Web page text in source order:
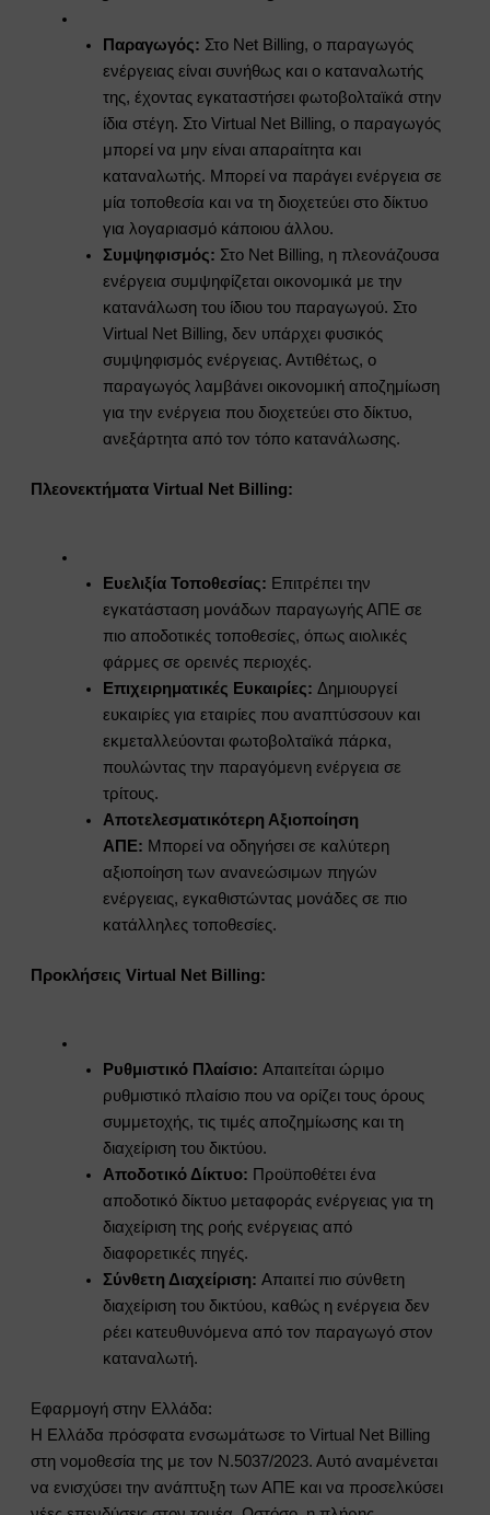
Παραγωγός: Στο Net Billing, ο παραγωγός
ενέργειας είναι συνήθως και ο καταναλωτής
της, έχοντας εγκαταστήσει φωτοβολταϊκά στην
ίδια στέγη. Στο Virtual Net Billing, ο παραγωγός
μπορεί να μην είναι απαραίτητα και
καταναλωτής. Μπορεί να παράγει ενέργεια σε
μία τοποθεσία και να τη διοχετεύει στο δίκτυο
για λογαριασμό κάποιου άλλου.
Συμψηφισμός: Στο Net Billing, η πλεονάζουσα
ενέργεια συμψηφίζεται οικονομικά με την
κατανάλωση του ίδιου του παραγωγού. Στο
Virtual Net Billing, δεν υπάρχει φυσικός
συμψηφισμός ενέργειας. Αντιθέτως, ο
παραγωγός λαμβάνει οικονομική αποζημίωση
για την ενέργεια που διοχετεύει στο δίκτυο,
ανεξάρτητα από τον τόπο κατανάλωσης.
Πλεονεκτήματα Virtual Net Billing:
Ευελιξία Τοποθεσίας: Επιτρέπει την
εγκατάσταση μονάδων παραγωγής ΑΠΕ σε
πιο αποδοτικές τοποθεσίες, όπως αιολικές
φάρμες σε ορεινές περιοχές.
Επιχειρηματικές Ευκαιρίες: Δημιουργεί
ευκαιρίες για εταιρίες που αναπτύσσουν και
εκμεταλλεύονται φωτοβολταϊκά πάρκα,
πουλώντας την παραγόμενη ενέργεια σε
τρίτους.
Αποτελεσματικότερη Αξιοποίηση
ΑΠΕ: Μπορεί να οδηγήσει σε καλύτερη
αξιοποίηση των ανανεώσιμων πηγών
ενέργειας, εγκαθιστώντας μονάδες σε πιο
κατάλληλες τοποθεσίες.
Προκλήσεις Virtual Net Billing:
Ρυθμιστικό Πλαίσιο: Απαιτείται ώριμο
ρυθμιστικό πλαίσιο που να ορίζει τους όρους
συμμετοχής, τις τιμές αποζημίωσης και τη
διαχείριση του δικτύου.
Αποδοτικό Δίκτυο: Προϋποθέτει ένα
αποδοτικό δίκτυο μεταφοράς ενέργειας για τη
διαχείριση της ροής ενέργειας από
διαφορετικές πηγές.
Σύνθετη Διαχείριση: Απαιτεί πιο σύνθετη
διαχείριση του δικτύου, καθώς η ενέργεια δεν
ρέει κατευθυνόμενα από τον παραγωγό στον
καταναλωτή.
Εφαρμογή στην Ελλάδα:
Η Ελλάδα πρόσφατα ενσωμάτωσε το Virtual Net Billing
στη νομοθεσία της με τον Ν.5037/2023. Αυτό αναμένεται
να ενισχύσει την ανάπτυξη των ΑΠΕ και να προσελκύσει